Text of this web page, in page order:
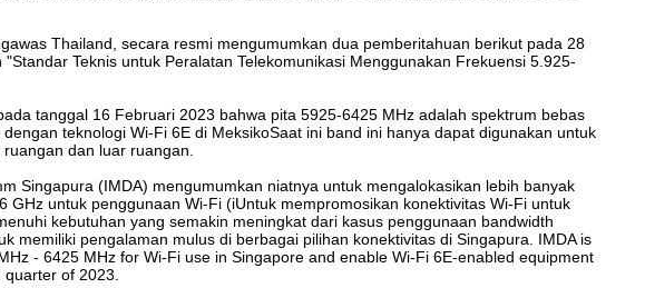
Thailand, secara resmi mengumumkan dua pemberitahuan berikut pada 28
Teknis untuk Peralatan Telekomunikasi Menggunakan Frekuensi 5.925-
tanggal 16 Februari 2023 bahwa pita 5925-6425 MHz adalah spektrum bebas
teknologi Wi-Fi 6E di MeksikoSaat ini band ini hanya dapat digunakan untuk
dan luar ruangan.
Singapura (IMDA) mengumumkan niatnya untuk mengalokasikan lebih banyak
untuk penggunaan Wi-Fi (iUntuk mempromosikan konektivitas Wi-Fi untuk
kebutuhan yang semakin meningkat dari kasus penggunaan bandwidth
memiliki pengalaman mulus di berbagai pilihan konektivitas di Singapura. IMDA is
- 6425 MHz for Wi-Fi use in Singapore and enable Wi-Fi 6E-enabled equipment
of 2023.